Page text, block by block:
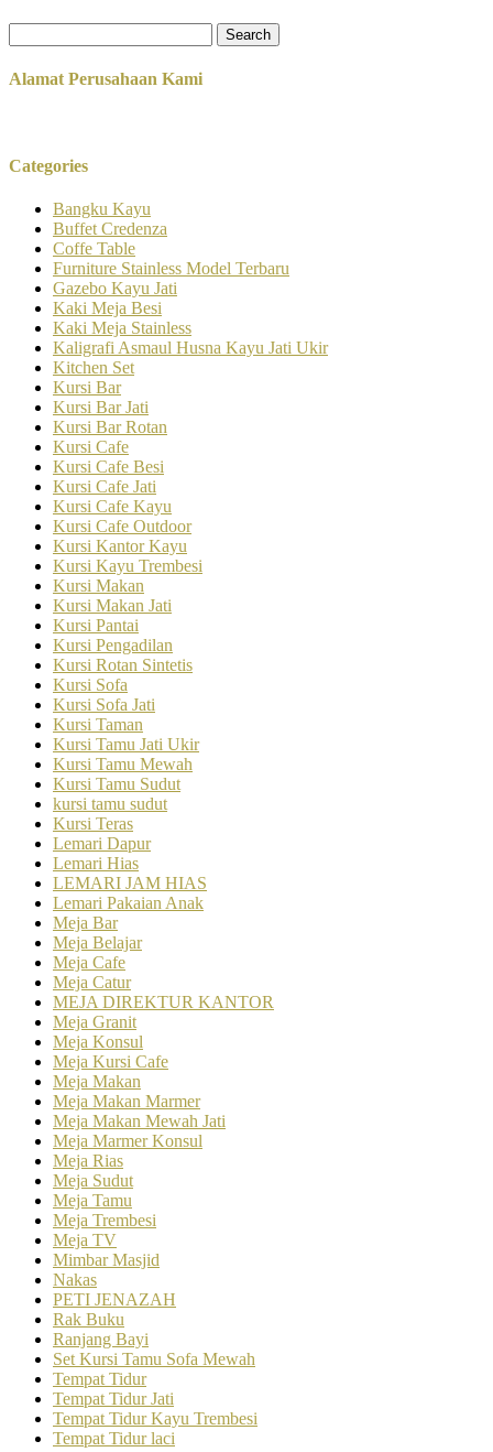
for:
Alamat Perusahaan Kami
Categories
Bangku Kayu
Buffet Credenza
Coffe Table
Furniture Stainless Model Terbaru
Gazebo Kayu Jati
Kaki Meja Besi
Kaki Meja Stainless
Kaligrafi Asmaul Husna Kayu Jati Ukir
Kitchen Set
Kursi Bar
Kursi Bar Jati
Kursi Bar Rotan
Kursi Cafe
Kursi Cafe Besi
Kursi Cafe Jati
Kursi Cafe Kayu
Kursi Cafe Outdoor
Kursi Kantor Kayu
Kursi Kayu Trembesi
Kursi Makan
Kursi Makan Jati
Kursi Pantai
Kursi Pengadilan
Kursi Rotan Sintetis
Kursi Sofa
Kursi Sofa Jati
Kursi Taman
Kursi Tamu Jati Ukir
Kursi Tamu Mewah
Kursi Tamu Sudut
kursi tamu sudut
Kursi Teras
Lemari Dapur
Lemari Hias
LEMARI JAM HIAS
Lemari Pakaian Anak
Meja Bar
Meja Belajar
Meja Cafe
Meja Catur
MEJA DIREKTUR KANTOR
Meja Granit
Meja Konsul
Meja Kursi Cafe
Meja Makan
Meja Makan Marmer
Meja Makan Mewah Jati
Meja Marmer Konsul
Meja Rias
Meja Sudut
Meja Tamu
Meja Trembesi
Meja TV
Mimbar Masjid
Nakas
PETI JENAZAH
Rak Buku
Ranjang Bayi
Set Kursi Tamu Sofa Mewah
Tempat Tidur
Tempat Tidur Jati
Tempat Tidur Kayu Trembesi
Tempat Tidur laci